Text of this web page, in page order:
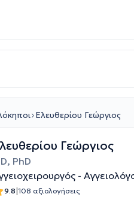
Ελευθερίου Γεώργιος
Γεώργιος
PhD
-
9.8|108 αξιολογήσεις